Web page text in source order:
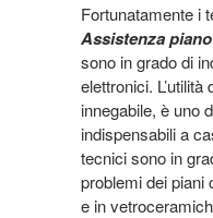
Fortunatamente i
Assistenza
sono in grado di
elettronici.
innegabile, è uno
indispensabili a
tecnici sono in
problemi dei piani
e in